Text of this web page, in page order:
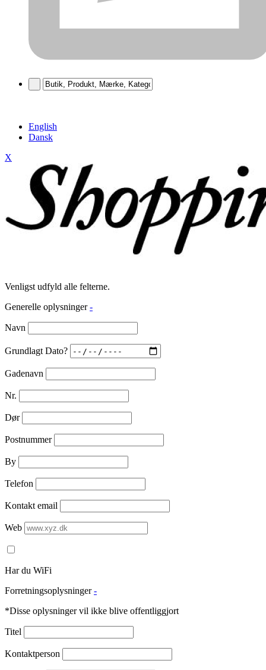
English
Dansk
X
Venligst udfyld alle felterne.
Generelle oplysninger -
Navn
Grundlagt Dato?
Gadenavn
Nr.
Dør
Postnummer
By
Telefon
Kontakt email
Web
Har du WiFi
Forretningsoplysninger -
*Disse oplysninger vil ikke blive offentliggjort
Titel
Kontaktperson